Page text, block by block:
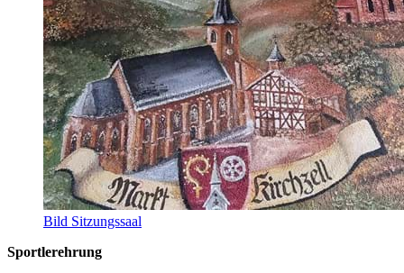
Bild Sitzungssaal
Sportlerehrung